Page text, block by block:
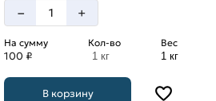
– +
На сумму
100 ₽
Кол-во
1 кг
Вес
1 кг
В корзину